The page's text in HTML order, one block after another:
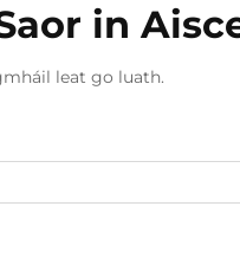
in
leat go luath.